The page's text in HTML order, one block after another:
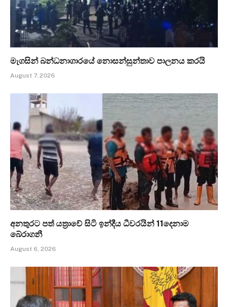
මැගසින් බන්ධනාගාරයේ නොසන්සුන්තාව පාලනය කරයි
August 7, 2026
අනතුරට පත් යත්‍රාවේ සිටි ඉන්දීය ධීවරයින් 11දෙනාම
බේරාගනී
August 6, 2026